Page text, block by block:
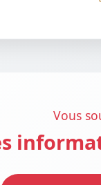
Vous